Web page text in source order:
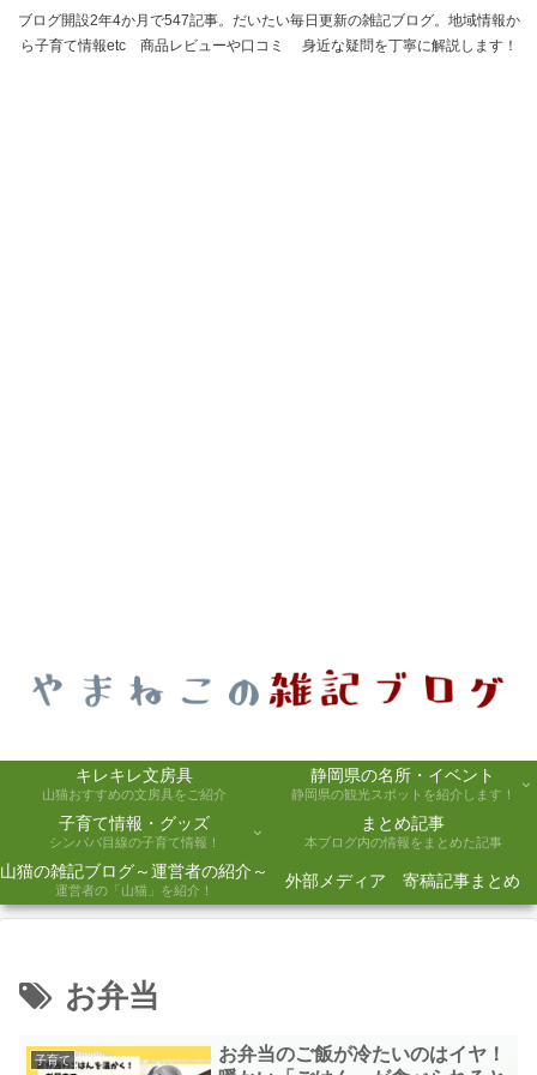
ブログ開設2年4か月で547記事。だいたい毎日更新の雑記ブログ。地域情報か
ら子育て情報etc 商品レビューや口コミ 身近な疑問を丁寧に解説します！
キレキレ文房具
山猫おすすめの文房具をご紹介
静岡県の名所・イベント
静岡県の観光スポットを紹介します！
子育て情報・グッズ
シンパパ目線の子育て情報！
まとめ記事
本ブログ内の情報をまとめた記事
山猫の雑記ブログ～運営者の紹介～
運営者の「山猫」を紹介！ 外部メディア 寄稿記事まとめ
お弁当
子育て
お弁当のご飯が冷たいのはイヤ！